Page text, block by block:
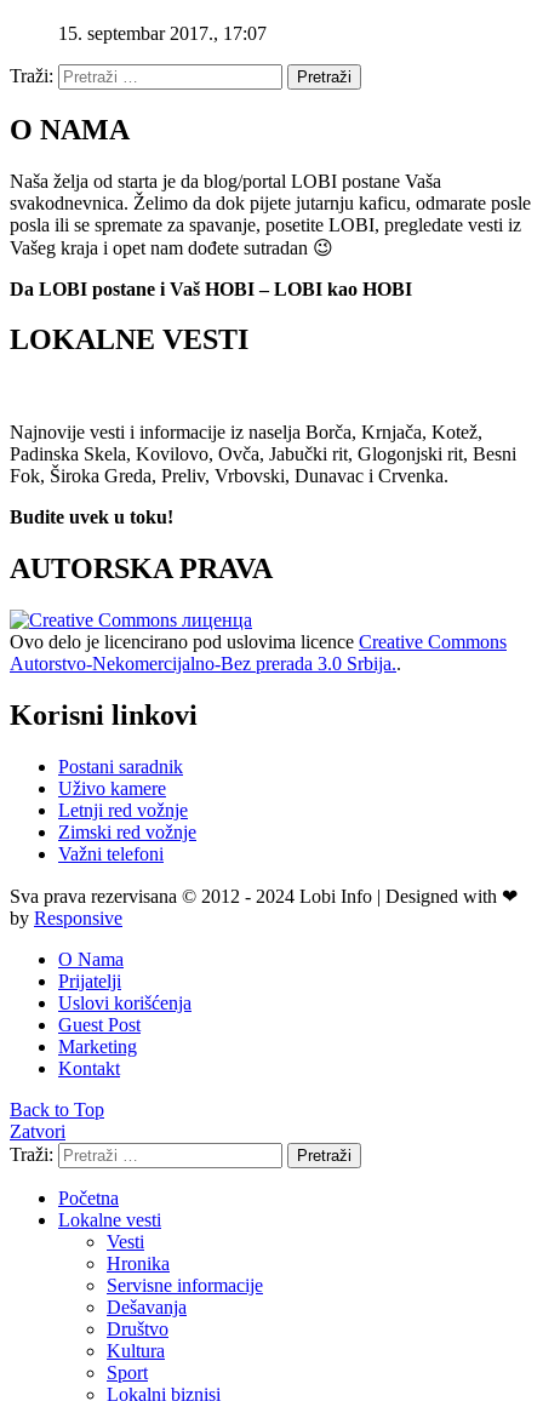
15. septembar 2017., 17:07
Traži: Pretraži
O NAMA
Naša želja od starta je da blog/portal LOBI postane Vaša
svakodnevnica. Želimo da dok pijete jutarnju kaficu, odmarate posle
posla ili se spremate za spavanje, posetite LOBI, pregledate vesti iz
Vašeg kraja i opet nam dođete sutradan 😉
Da LOBI postane i Vaš HOBI – LOBI kao HOBI
LOKALNE VESTI
Najnovije vesti i informacije iz naselja Borča, Krnjača, Kotež,
Padinska Skela, Kovilovo, Ovča, Jabučki rit, Glogonjski rit, Besni
Fok, Široka Greda, Preliv, Vrbovski, Dunavac i Crvenka.
Budite uvek u toku!
AUTORSKA PRAVA
Ovo delo je licencirano pod uslovima licence Creative Commons
Autorstvo-Nekomercijalno-Bez prerada 3.0 Srbija..
Korisni linkovi
Postani saradnik
Uživo kamere
Letnji red vožnje
Zimski red vožnje
Važni telefoni
Sva prava rezervisana © 2012 - 2024 Lobi Info | Designed with ❤
by Responsive
O Nama
Prijatelji
Uslovi korišćenja
Guest Post
Marketing
Kontakt
Back to Top
Zatvori
Traži:
Pretraži
Početna
Lokalne vesti
Vesti
Hronika
Servisne informacije
Dešavanja
Društvo
Kultura
Sport
Lokalni biznisi